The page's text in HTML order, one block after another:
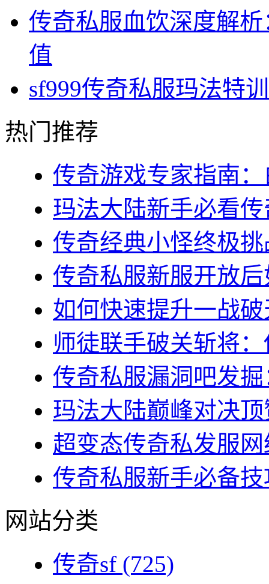
传奇私服血饮深度解
值
sf999传奇私服玛法特
热门推荐
传奇游戏专家指南
玛法大陆新手必看
传奇经典小怪终极
传奇私服新服开放
如何快速提升一战
师徒联手破关斩将
传奇私服漏洞吧发
玛法大陆巅峰对决
超变态传奇私发服
传奇私服新手必备
网站分类
传奇sf (725)